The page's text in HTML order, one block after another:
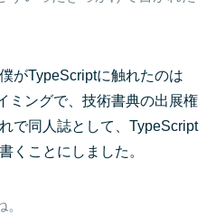
がTypeScriptに触れたのは
ミングで、技術書典の出展権
で同人誌として、TypeScript
くことにしました。